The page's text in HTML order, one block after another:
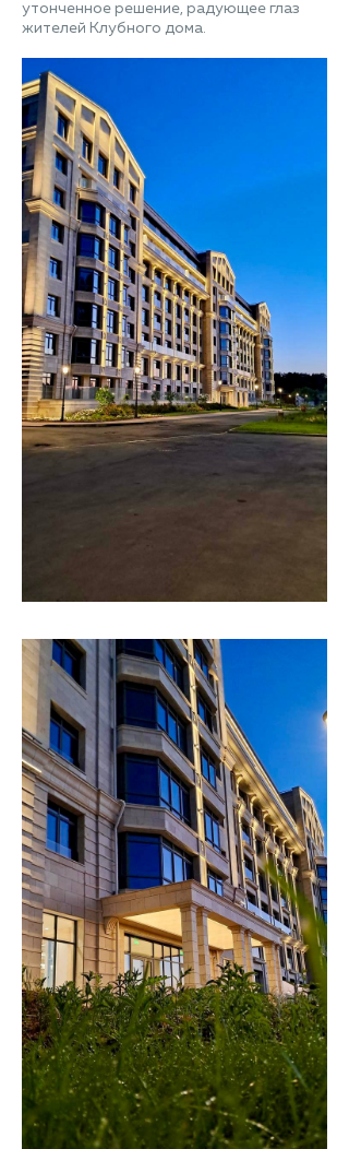
утонченное решение, радующее глаз
жителей Клубного дома.